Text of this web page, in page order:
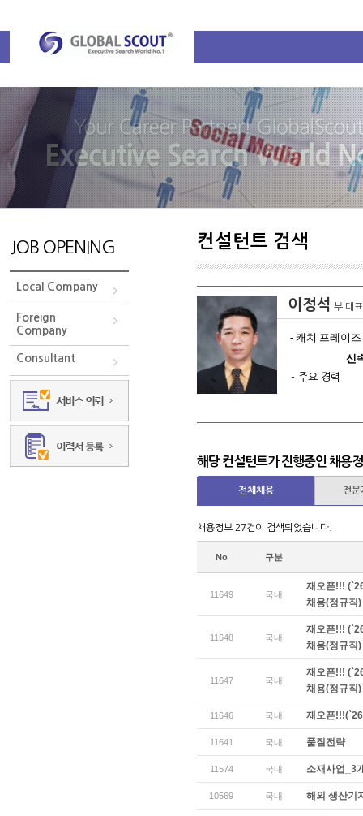
JOB OPENING
Local Company
Foreign
Company
Consultant
컨설턴트 검색
이정석 부 대
- 캐치 프레이즈
신속 정확
- 주요 경력
OCI 머터
현)
- 학 력 日
해당 컨설턴트가 진행중인 채용
전체채용 전문
채용정보 27건이 검색되었습니다.
No 구분
11649 국내
재오픈!!!
채용(정규직)
11648 국내
재오픈!!!
채용(정규직)
11647 국내
재오픈!!!
채용(정규직)
11646 국내 재오픈
11641 국내 품질전략
11574 국내 소재사업_3
10569 국내 해외 생산기